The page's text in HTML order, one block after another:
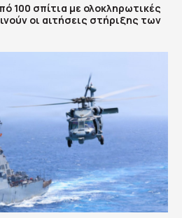
100 σπίτια με ολοκληρωτικές
οι αιτήσεις στήριξης των